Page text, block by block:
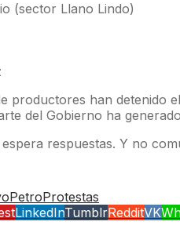
(sector Llano Lindo)
productores han detenido
del Gobierno ha
respuestas. Y no
Protestas
LinkedInTumblrRedditVK